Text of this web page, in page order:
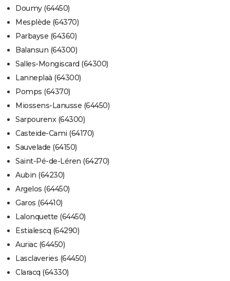
Doumy (64450)
Mesplède (64370)
Parbayse (64360)
Balansun (64300)
Salles-Mongiscard (64300)
Lanneplaà (64300)
Pomps (64370)
Miossens-Lanusse (64450)
Sarpourenx (64300)
Casteide-Cami (64170)
Sauvelade (64150)
Saint-Pé-de-Léren (64270)
Aubin (64230)
Argelos (64450)
Garos (64410)
Lalonquette (64450)
Estialescq (64290)
Auriac (64450)
Lasclaveries (64450)
Claracq (64330)